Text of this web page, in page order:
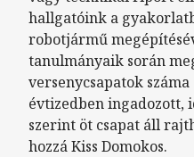
hallgatóink a
robotjármű
tanulmányaik során
versenycsapatok
évtizedben ingadozott,
szerint öt csapat áll
hozzá Kiss Domokos.